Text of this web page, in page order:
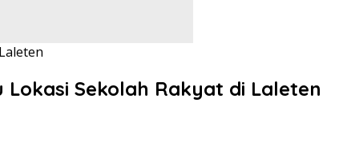
Sekolah Rakyat di Laleten